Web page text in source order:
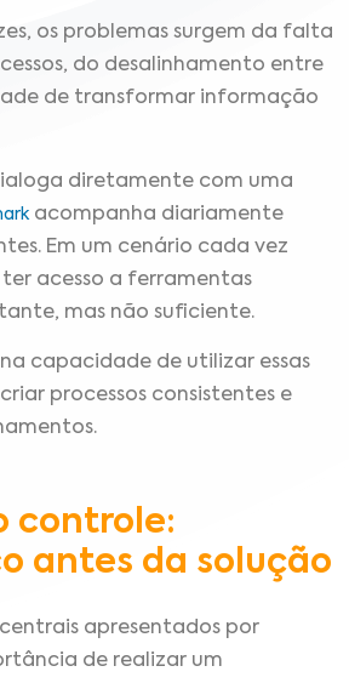
os problemas surgem da falta
do desalinhamento entre
de transformar informação
diretamente com uma
acompanha diariamente
Em um cenário cada vez
acesso a ferramentas
mas não suficiente.
capacidade de utilizar essas
processos consistentes e
controle:
antes da solução
apresentados por
de realizar um